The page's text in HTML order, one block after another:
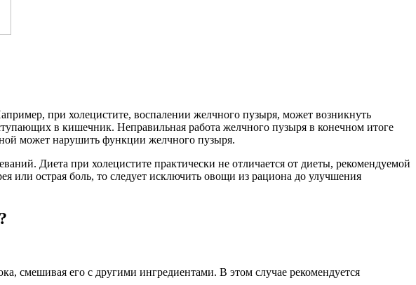
при холецистите, воспалении желчного пузыря, может возникнуть
в кишечник. Неправильная работа желчного пузыря в конечном итоге
может нарушить функции желчного пузыря.
Диета при холецистите практически не отличается от диеты, рекомендуемой
или острая боль, то следует исключить овощи из рациона до улучшения
смешивая его с другими ингредиентами. В этом случае рекомендуется